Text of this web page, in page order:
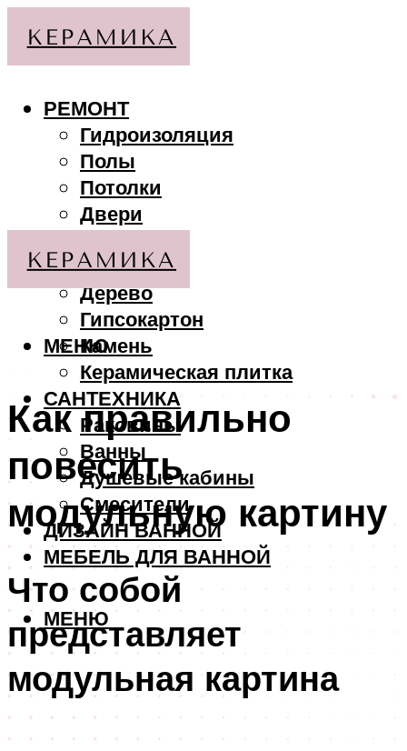
РЕМОНТ
Гидроизоляция
Полы
Потолки
Двери
МАТЕРИАЛЫ
Дерево
Гипсокартон
Камень
Керамическая плитка
САНТЕХНИКА
Раковины
Ванны
Душевые кабины
Смесители
ДИЗАЙН ВАННОЙ
МЕБЕЛЬ ДЛЯ ВАННОЙ
МЕНЮ
МЕНЮ
Как правильно
повесить
модульную картину
Что собой
представляет
модульная картина